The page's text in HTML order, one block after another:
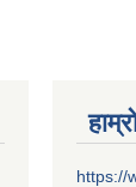
https://